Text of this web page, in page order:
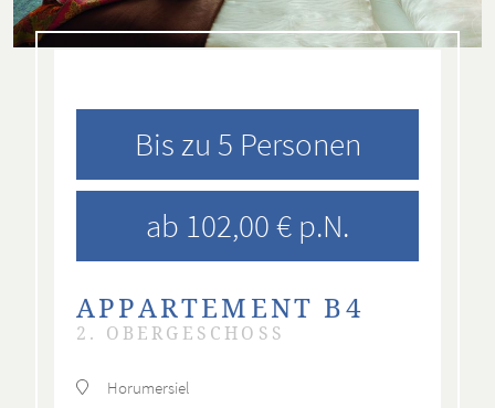
Bis zu 5 Personen
ab 102,00 € p.N.
APPARTEMENT B4
2. OBERGESCHOSS
Horumersiel